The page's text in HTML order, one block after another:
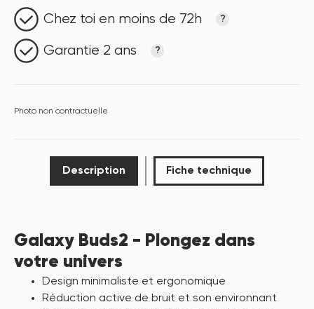
Chez toi en moins de 72h ?
Garantie 2 ans ?
Photo non contractuelle
Description Fiche technique
Galaxy Buds2 - Plongez dans
votre univers
Design minimaliste et ergonomique
Réduction active de bruit et son environnant